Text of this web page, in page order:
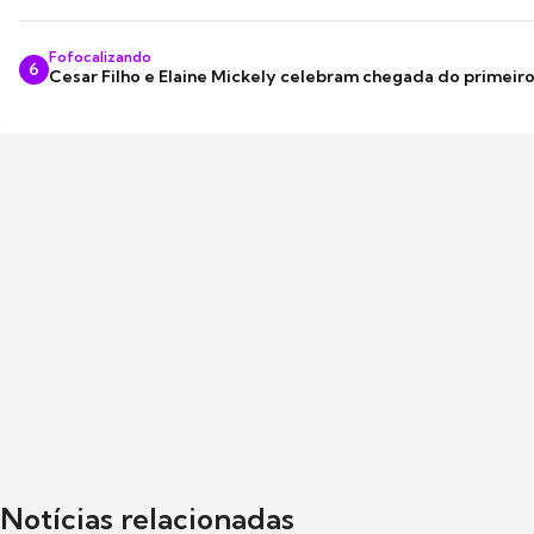
6
Fofocalizando
Cesar Filho e Elaine Mickely celebram chegada do
Notícias relacionadas